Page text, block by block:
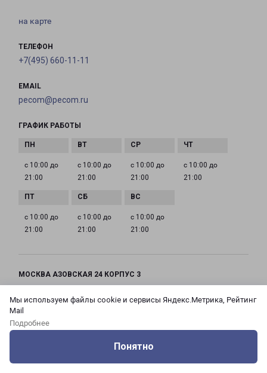
Мы используем файлы cookie и сервисы Яндекс.Метрика, Рейтинг
Mail
Подробнее
Понятно
на карте
ТЕЛЕФОН
+7(495) 660-11-11
EMAIL
pecom@pecom.ru
ГРАФИК РАБОТЫ
с 10:00 до
21:00
с 10:00 до
21:00
с 10:00 до
21:00
с 10:00 до
21:00
с 10:00 до
21:00
с 10:00 до
21:00
с 10:00 до
21:00
МОСКВА АЗОВСКАЯ 24 КОРПУС 3
Азовская, дом 24, корпус 3
на карте